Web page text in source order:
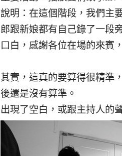
說明：在這個階段，我們主
郎跟新娘都有自己錄了一段
口白，感謝各位在場的來賓
其實，這真的要算得很精準
後還是沒有算準。
出現了空白，或跟主持人的